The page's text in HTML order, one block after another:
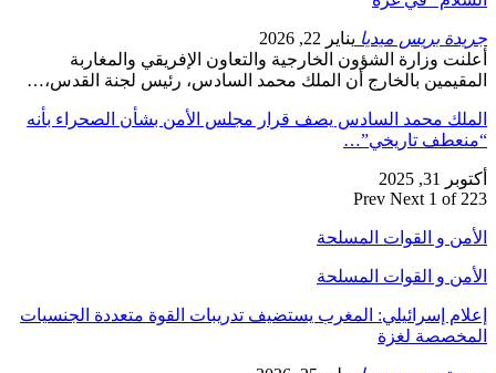
جريدة بريس ميديا يناير 22, 2026
أعلنت وزارة الشؤون الخارجية والتعاون الإفريقي والمغاربة
المقيمين بالخارج أن الملك محمد السادس، رئيس لجنة القدس،…
الملك محمد السادس يصف قرار مجلس الأمن بشأن الصحراء بأنه
“منعطف تاريخي”…
أكتوبر 31, 2025
Prev Next 1 of 223
الأمن و القوات المسلحة
الأمن و القوات المسلحة
إعلام إسرائيلي: المغرب يستضيف تدريبات القوة متعددة الجنسيات
المخصصة لغزة